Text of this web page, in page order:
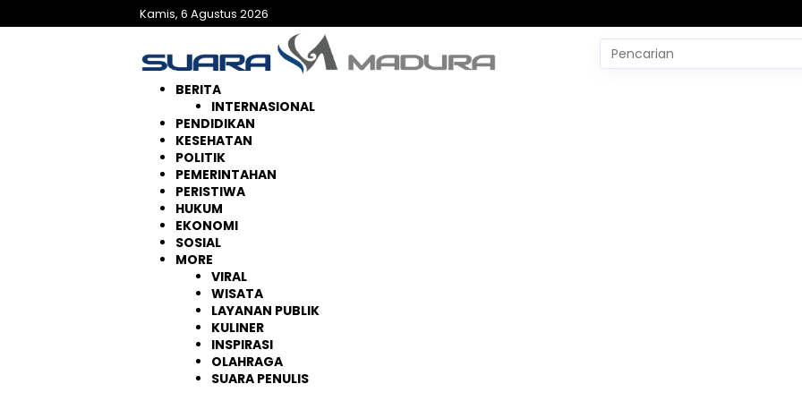
ke
Kamis, 6 Agustus 2026
Pencarian
untuk:
BERITA
INTERNASIONAL
PENDIDIKAN
KESEHATAN
POLITIK
PEMERINTAHAN
PERISTIWA
HUKUM
EKONOMI
SOSIAL
MORE
VIRAL
WISATA
LAYANAN PUBLIK
KULINER
INSPIRASI
OLAHRAGA
SUARA PENULIS